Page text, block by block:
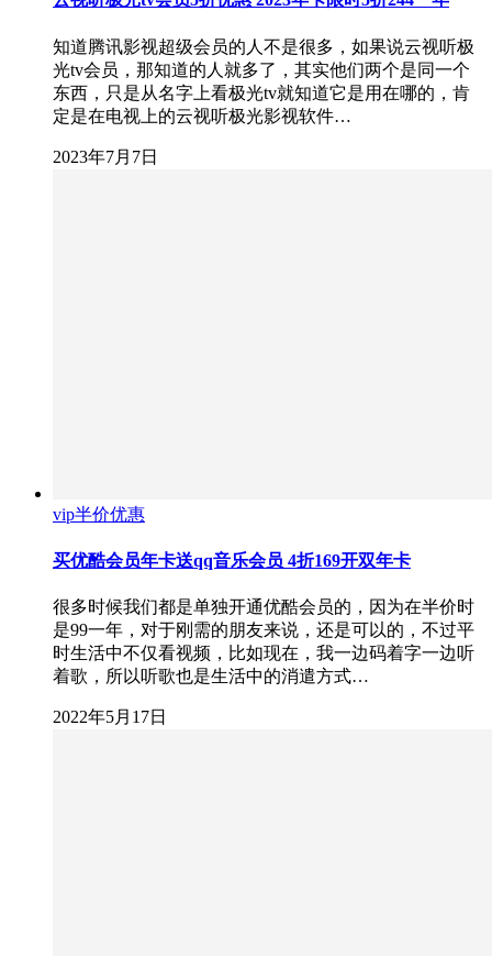
知道腾讯影视超级会员的人不是很多，如果说云视听极
光tv会员，那知道的人就多了，其实他们两个是同一个
东西，只是从名字上看极光tv就知道它是用在哪的，肯
定是在电视上的云视听极光影视软件…
2023年7月7日
vip半价优惠
买优酷会员年卡送qq音乐会员 4折169开双年卡
很多时候我们都是单独开通优酷会员的，因为在半价时
是99一年，对于刚需的朋友来说，还是可以的，不过平
时生活中不仅看视频，比如现在，我一边码着字一边听
着歌，所以听歌也是生活中的消遣方式…
2022年5月17日